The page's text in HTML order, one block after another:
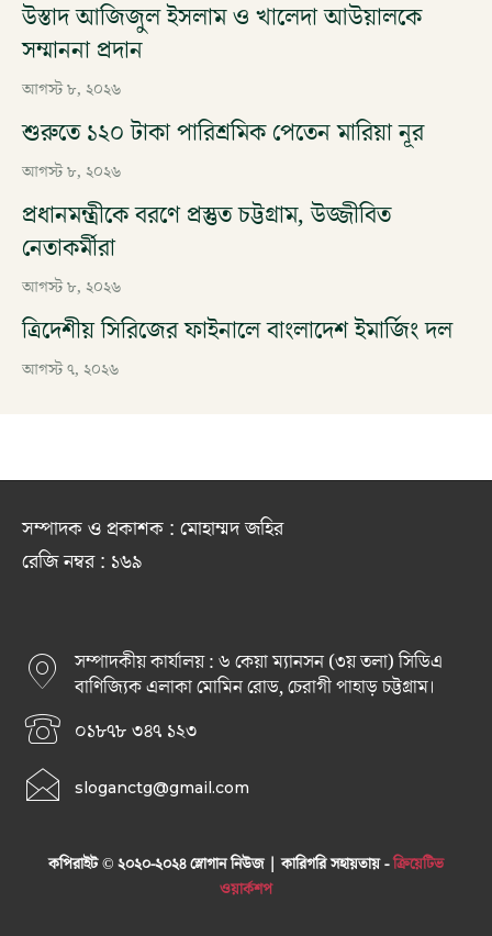
উস্তাদ আজিজুল ইসলাম ও খালেদা আউয়ালকে
সম্মাননা প্রদান
আগস্ট ৮, ২০২৬
শুরুতে ১২০ টাকা পারিশ্রমিক পেতেন মারিয়া নূর
আগস্ট ৮, ২০২৬
প্রধানমন্ত্রীকে বরণে প্রস্তুত চট্টগ্রাম, উজ্জীবিত
নেতাকর্মীরা
আগস্ট ৮, ২০২৬
ত্রিদেশীয় সিরিজের ফাইনালে বাংলাদেশ ইমার্জিং দল
আগস্ট ৭, ২০২৬
সম্পাদক ও প্রকাশক : মোহাম্মদ জহির
রেজি নম্বর : ১৬৯
সম্পাদকীয় কার্যালয় : ৬ কেয়া ম্যানসন (৩য় তলা) সিডিএ
বাণিজ্যিক এলাকা মোমিন রোড, চেরাগী পাহাড় চট্টগ্রাম।
০১৮৭৮ ৩৪৭ ১২৩
sloganctg@gmail.com
কপিরাইট © ২০২০-২০২৪ স্লোগান নিউজ | কারিগরি সহায়তায় -ক্রিয়েটিভ
ওয়ার্কশপ